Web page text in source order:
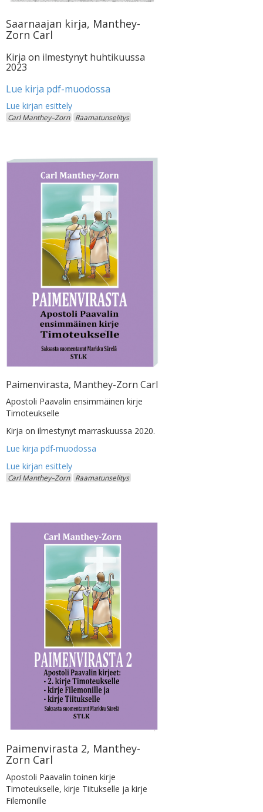
Saarnaajan kirja, Manthey-
Zorn Carl
Kirja on ilmestynyt huhtikuussa
2023
Lue kirja pdf-muodossa
Carl Manthey–Zorn Raamatunselitys
Paimenvirasta, Manthey-Zorn Carl
Apostoli Paavalin ensimmäinen kirje
Timoteukselle
Kirja on ilmestynyt marraskuussa 2020.
Lue kirja pdf-muodossa
Carl Manthey–Zorn Raamatunselitys
Paimenvirasta 2, Manthey-
Zorn Carl
Apostoli Paavalin toinen kirje
Timoteukselle, kirje Tiitukselle ja kirje
Filemonille